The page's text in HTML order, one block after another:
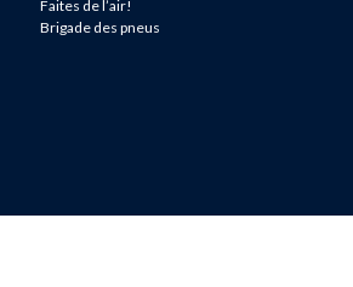
Faites de l’air!
Brigade des pneus